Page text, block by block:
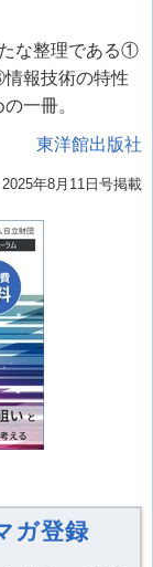
な整理である①
報技術の特性
一冊。
東洋館出版社
年8月11日号掲載
ガ登録